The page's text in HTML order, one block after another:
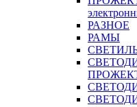
РАЗНОЕ
РАМЫ